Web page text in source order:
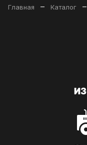
Главная – Каталог –